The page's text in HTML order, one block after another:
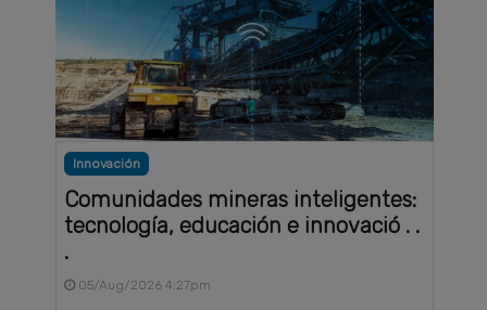
Innovación
Comunidades mineras inteligentes:
tecnología, educación e innovació . .
.
05/Aug/2026 4:27pm